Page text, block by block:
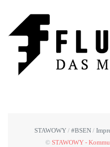
STAWOWY #BSEN
© STAWOWY -